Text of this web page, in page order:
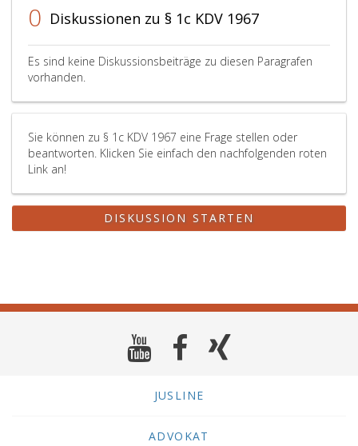
0 Diskussionen zu § 1c KDV 1967
Es sind keine Diskussionsbeiträge zu diesen Paragrafen
vorhanden.
Sie können zu § 1c KDV 1967 eine Frage stellen oder
beantworten. Klicken Sie einfach den nachfolgenden roten
Link an!
DISKUSSION STARTEN
JUSLINE
ADVOKAT